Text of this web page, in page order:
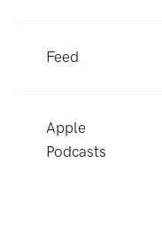
Feed
Apple
Podcasts